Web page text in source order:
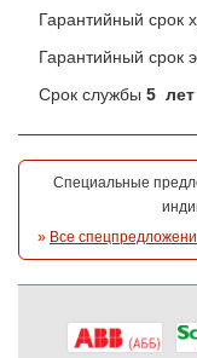
Гарантийный срок
Гарантийный срок
Срок службы 5 лет
Специальные
» Все